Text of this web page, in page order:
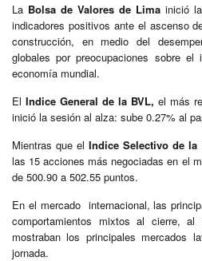
La Bolsa de Valores de Lima inició la
indicadores positivos ante el ascenso
construcción, en medio del
globales por preocupaciones sobre
economía mundial.
El Indice General de la BVL, el más
inició la sesión al alza: sube 0.27% al
Mientras que el Indice Selectivo de la
las 15 acciones más negociadas en el
de 500.90 a 502.55 puntos.
En el mercado internacional, las
comportamientos mixtos al cierre,
mostraban los principales mercados
jornada.